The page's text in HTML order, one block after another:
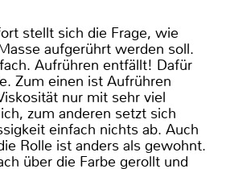
stellt sich die Frage, wie
aufgerührt werden soll.
Aufrühren entfällt! Dafür
Zum einen ist Aufrühren
nur mit sehr viel
zum anderen setzt sich
einfach nichts ab. Auch
Rolle ist anders als gewohnt.
über die Farbe gerollt und